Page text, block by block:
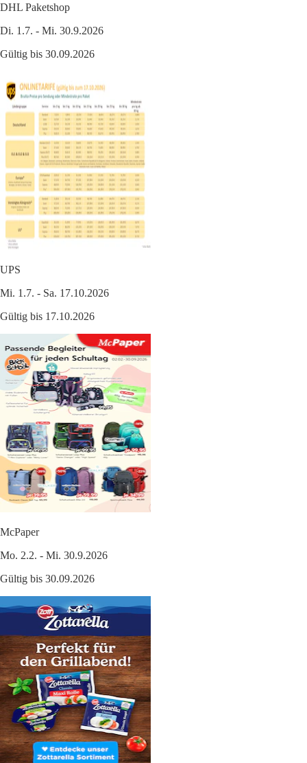
DHL Paketshop
Di. 1.7. - Mi. 30.9.2026
Gültig bis 30.09.2026
UPS
Mi. 1.7. - Sa. 17.10.2026
Gültig bis 17.10.2026
McPaper
Mo. 2.2. - Mi. 30.9.2026
Gültig bis 30.09.2026